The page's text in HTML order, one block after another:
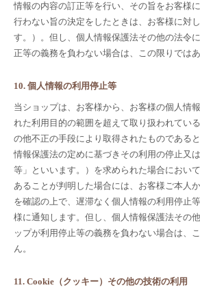
情報の内容の訂正等を行い、その旨をお客様
行わない旨の決定をしたときは、お客様に対
す。）。但し、個人情報保護法その他の法令
正等の義務を負わない場合は、この限りではあ
10. 個人情報の利用停止等
当ショップは、お客様から、お客様の個人情
れた利用目的の範囲を超えて取り扱われてい
の他不正の手段により取得されたものである
情報保護法の定めに基づきその利用の停止又
等」といいます。）を求められた場合におい
あることが判明した場合には、お客様ご本人
を確認の上で、遅滞なく個人情報の利用停止
様に通知します。但し、個人情報保護法その
ップが利用停止等の義務を負わない場合は、
ん。
11. Cookie（クッキー）その他の技術の利用